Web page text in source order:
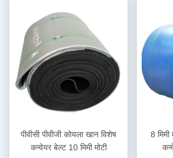
पीवीसी पीवीजी कोयला खान विशेष
कन्वेयर बेल्ट 10 मिमी मोटी
8 मिमी